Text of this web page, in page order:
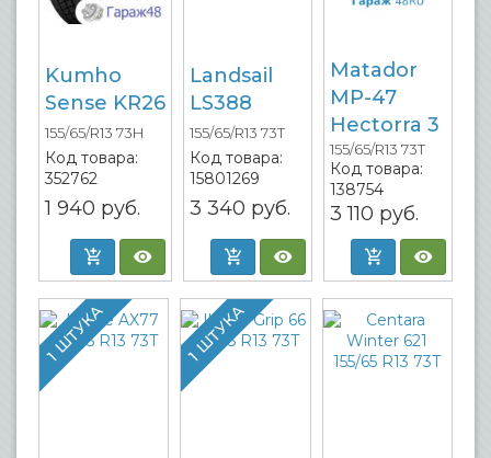
Kumho
Sense KR26
155/65/R13 73H
Код товара:
352762
1 940 руб.
Landsail
LS388
155/65/R13 73T
Код товара:
15801269
3 340 руб.
Matador
MP-47
Hectorra 3
155/65/R13 73T
Код товара:
138754
3 110 руб.
1 ШТУКА 1 ШТУКА